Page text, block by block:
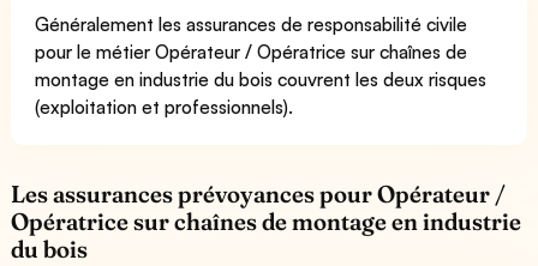
Généralement les assurances de responsabilité civile
pour le métier Opérateur / Opératrice sur chaînes de
montage en industrie du bois couvrent les deux risques
(exploitation et professionnels).
Les assurances prévoyances pour Opérateur /
Opératrice sur chaînes de montage en industrie
du bois